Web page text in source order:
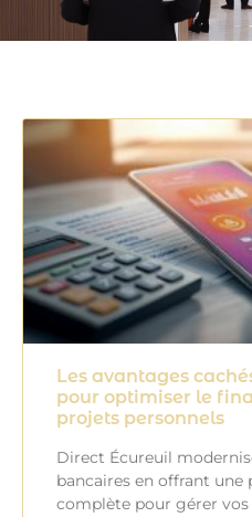
Les avantages
pour optimiser le
projets personnels
Direct Écureuil
bancaires en offrant
complète pour gérer vos